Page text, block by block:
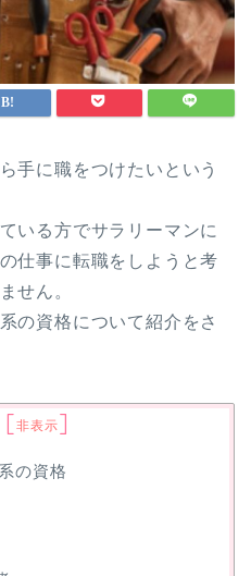
手に職をつけたいという
いる方でサラリーマンに
仕事に転職をしようと考
せん。
の資格について紹介をさ
[非表示]
の資格